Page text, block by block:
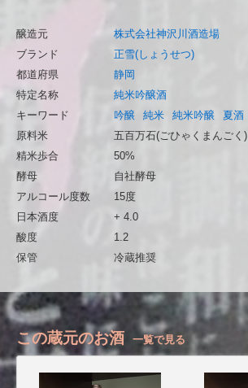
醸造元
株式会社神沢川酒造場
ブランド
正雪(しょうせつ)
都道府県
静岡
特定名称
純米吟醸酒
キーワード
吟醸 純米 純米吟醸
夏酒
原料米
五百万石(ごひゃくまんごく)
精米歩合
50%
酵母
自社酵母
アルコール度数
15度
日本酒度
+ 4.0
酸度
1.2
保管
冷蔵推奨
この蔵元のお酒 一覧で見る